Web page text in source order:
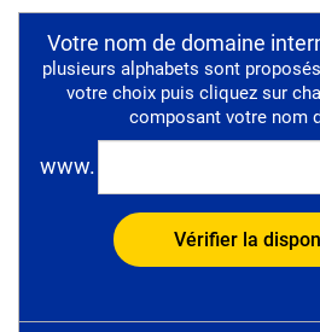
Votre nom de domaine
plusieurs alphabets sont
votre choix puis cliquez sur
composant votre nom
www.
Vérifier la